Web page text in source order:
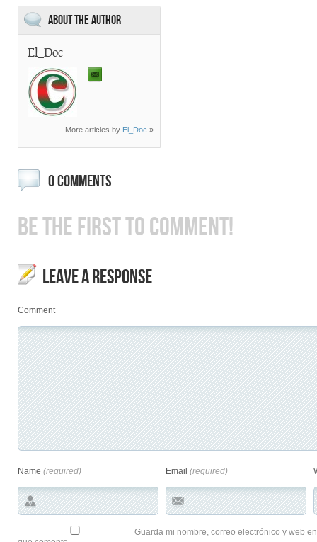
About the Author
El_Doc
More articles by El_Doc »
0 COMMENTS
BE THE FIRST TO COMMENT!
LEAVE A RESPONSE
Comment
Name (required) Email (required)
Guarda mi nombre, correo electrónico y web